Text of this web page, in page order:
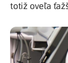
totiž oveľa